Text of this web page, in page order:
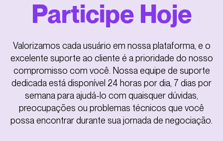
Participe Hoje
Valorizamos cada usuário em nossa plataforma, e o
excelente suporte ao cliente é a prioridade do nosso
compromisso com você. Nossa equipe de suporte
dedicada está disponível 24 horas por dia, 7 dias por
semana para ajudá-lo com quaisquer dúvidas,
preocupações ou problemas técnicos que você
possa encontrar durante sua jornada de negociação.